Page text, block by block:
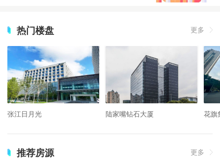
热门楼盘 更多
张江日月光 陆家嘴钻石大厦 花旗
推荐房源 更多